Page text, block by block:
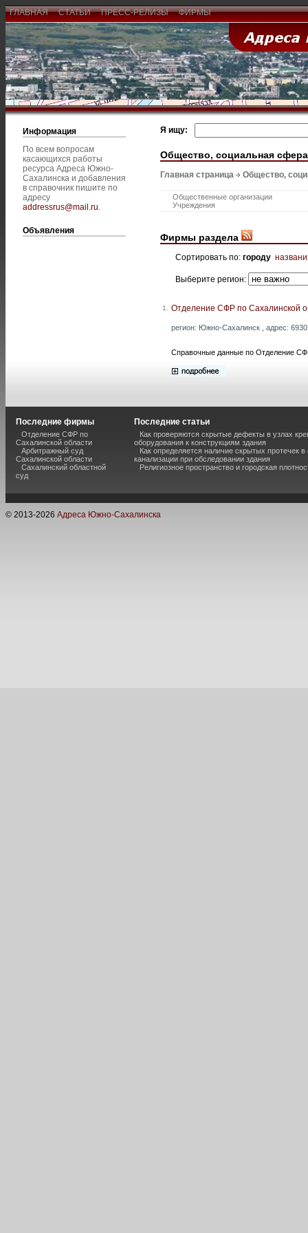
ГЛАВНАЯ СТАТЬИ ПРЕСС-РЕЛИЗЫ ФИРМЫ
Информация
По всем вопросам
касающихся работы
ресурса Адреса Южно-
Сахалинска и добавления
в справочник пишите по
адресу
addressrus@mail.ru.
Объявления
Я ищу:
Общество, социальная сфера
Главная страница Общество,
Общественные организации
Учреждения
Фирмы раздела
Сортировать по: городу
Выберите регион:
1. Отделение СФР по Сахалинской
регион: Южно-Сахалинск , адрес:
Справочные данные по Отделение
Последние фирмы
Отделение СФР по
Сахалинской области
Арбитражный суд
Сахалинской области
Сахалинский областной
суд
Последние статьи
Как проверяются скрытые дефекты в узлах
оборудования к конструкциям здания
Как определяется наличие скрытых протечек
канализации при обследовании здания
Религиозное пространство и городская
© 2013-2026 Адреса Южно-Сахалинска